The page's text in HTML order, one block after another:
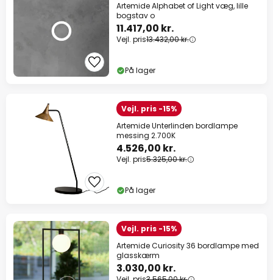
Artemide Alphabet of Light væg, lille
bogstav o
11.417,00 kr.
Vejl. pris13.432,00 kr.
På lager
Vejl. pris -15%
Artemide Unterlinden bordlampe
messing 2.700K
4.526,00 kr.
Vejl. pris5.325,00 kr.
På lager
Vejl. pris -15%
Artemide Curiosity 36 bordlampe med
glasskærm
3.030,00 kr.